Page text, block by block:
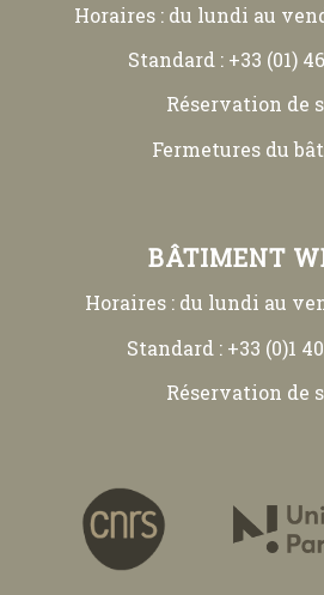
Horaires : du lundi au
Standard : +33 (01)
Réservation de
Fermetures du
BÂTIMENT
Horaires : du lundi au
Standard : +33 (0)1
Réservation de